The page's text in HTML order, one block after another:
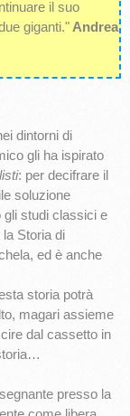
il suo
giganti." Andrea
dintorni di
gli ha ispirato
: per decifrare il
soluzione
gli studi classici e
Storia di
ed è anche
storia potrà
magari assieme
dal cassetto in
presso la